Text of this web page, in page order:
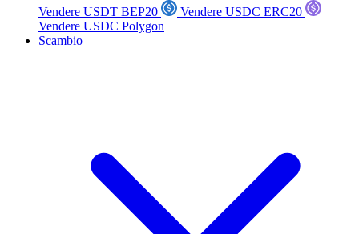
Vendere USDT BEP20
Vendere USDC ERC20
Vendere USDC Polygon
Scambio